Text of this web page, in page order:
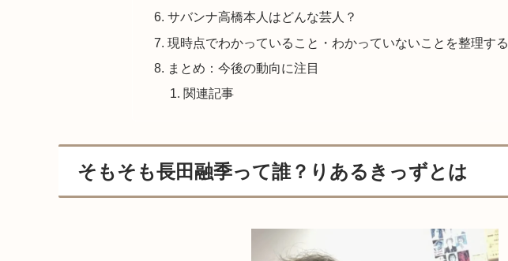
サバンナ高橋本人はどんな芸人？
現時点でわかっていること・わかっていないことを整理する
まとめ：今後の動向に注目
関連記事
そもそも長田融季って誰？りあるきっずとは